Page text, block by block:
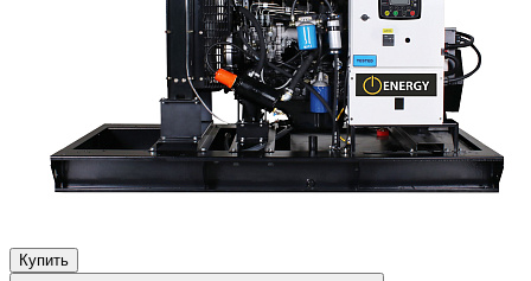
Купить